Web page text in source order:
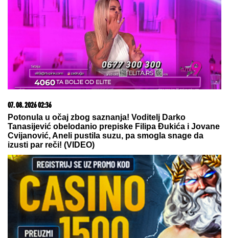
07. 08. 2026 02:36
Potonula u očaj zbog saznanja! Voditelj Darko
Tanasijević obelodanio prepiske Filipa Đukića i Jovane
Cvijanović, Aneli pustila suzu, pa smogla snage da
izusti par reči! (VIDEO)